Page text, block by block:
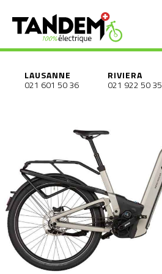
LAUSANNE
021 601 50 36
RIVIERA
021 922 50 35